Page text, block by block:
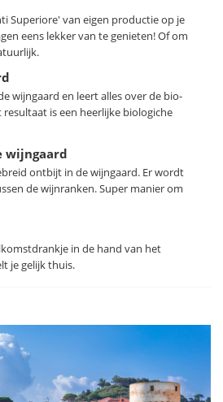
Lucca, Volterra, San Gimignano
Toscaanse kust, zijn met de auto
het landgoed.
Superiore' van eigen productie op je
eens lekker van te genieten! Of om
wijngaard en leert alles over de bio-
is een heerlijke biologiche
wijngaard
ontbijt in de wijngaard. Er wordt
de wijnranken. Super manier om
in de hand van het
je gelijk thuis.